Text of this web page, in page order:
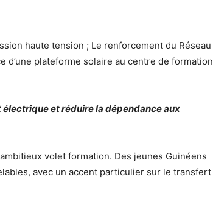
haute tension ; Le renforcement du Réseau
d’une plateforme solaire au centre de formation
et réduire la dépendance aux
volet formation. Des jeunes Guinéens
avec un accent particulier sur le transfert